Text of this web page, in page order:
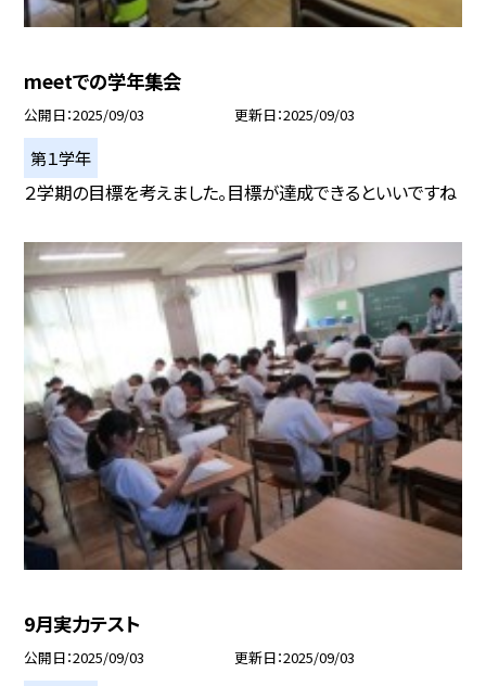
meetでの学年集会
公開日 2025/09/03 更新日 2025/09/03
第１学年
２学期の目標を考えました。目標が達成できるといいですね
9月実力テスト
公開日 2025/09/03 更新日 2025/09/03